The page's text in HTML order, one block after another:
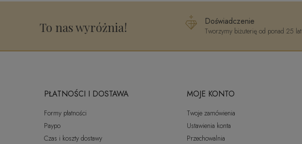
To nas wyróżnia! Doświadczenie
Tworzymy biżuterię od ponad 25 lat
PŁATNOŚCI I DOSTAWA
Formy płatności
Paypo
Czas i koszty dostawy
MOJE KONTO
Twoje zamówienia
Ustawienia konta
Przechowalnia